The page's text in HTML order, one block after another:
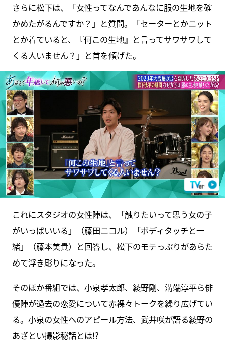
さらに松下は、「女性ってなんであんなに服の生地を確
かめたがるんですか？」と質問。「セーターとかニット
とか着ていると、『何この生地』と言ってサワサワして
くる人いません？」と首を傾げた。
これにスタジオの女性陣は、「触りたいって思う女の子
がいっぱいいる」（藤田ニコル）「ボディタッチと一
緒」（藤本美貴）と回答し、松下のモテっぷりがあらた
めて浮き彫りになった。
そのほか番組では、小泉孝太郎、綾野剛、溝端淳平ら俳
優陣が過去の恋愛について赤裸々トークを繰り広げてい
る。小泉の女性へのアピール方法、武井咲が語る綾野の
あざとい撮影秘話とは!?